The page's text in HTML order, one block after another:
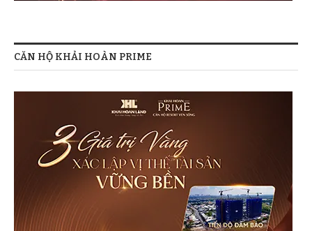
CĂN HỘ KHẢI HOÀN PRIME